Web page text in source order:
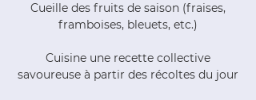
Cueille des fruits de saison (fraises,
framboises, bleuets, etc.)
Cuisine une recette collective
savoureuse à partir des récoltes du jour